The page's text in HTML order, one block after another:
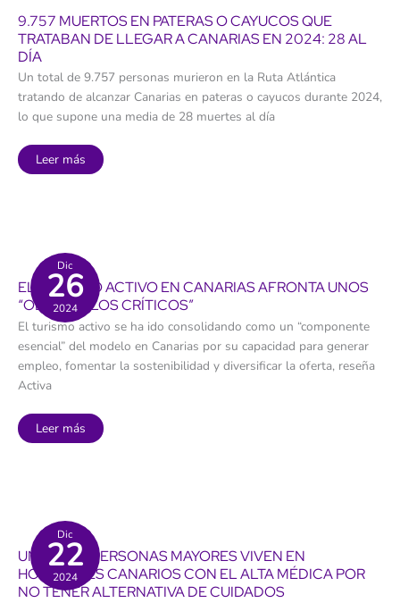
9.757 MUERTOS EN PATERAS O CAYUCOS QUE
TRATABAN DE LLEGAR A CANARIAS EN 2024: 28 AL
DÍA
Un total de 9.757 personas murieron en la Ruta Atlántica
tratando de alcanzar Canarias en pateras o cayucos durante 2024,
lo que supone una media de 28 muertes al día
9.757
muertos
llegar
a
Canarias
2024:
28
al
día
Leer más
Dic
26
2024
EL TURISMO ACTIVO EN CANARIAS AFRONTA UNOS
“OBSTÁCULOS CRÍTICOS”
El turismo activo se ha ido consolidando como un “componente
esencial” del modelo en Canarias por su capacidad para generar
empleo, fomentar la sostenibilidad y diversificar la oferta, reseña
Activa
El
turismo
críticos”
Leer más
Dic
22
2024
UNAS 600 PERSONAS MAYORES VIVEN EN
HOSPITALES CANARIOS CON EL ALTA MÉDICA POR
NO TENER ALTERNATIVA DE CUIDADOS